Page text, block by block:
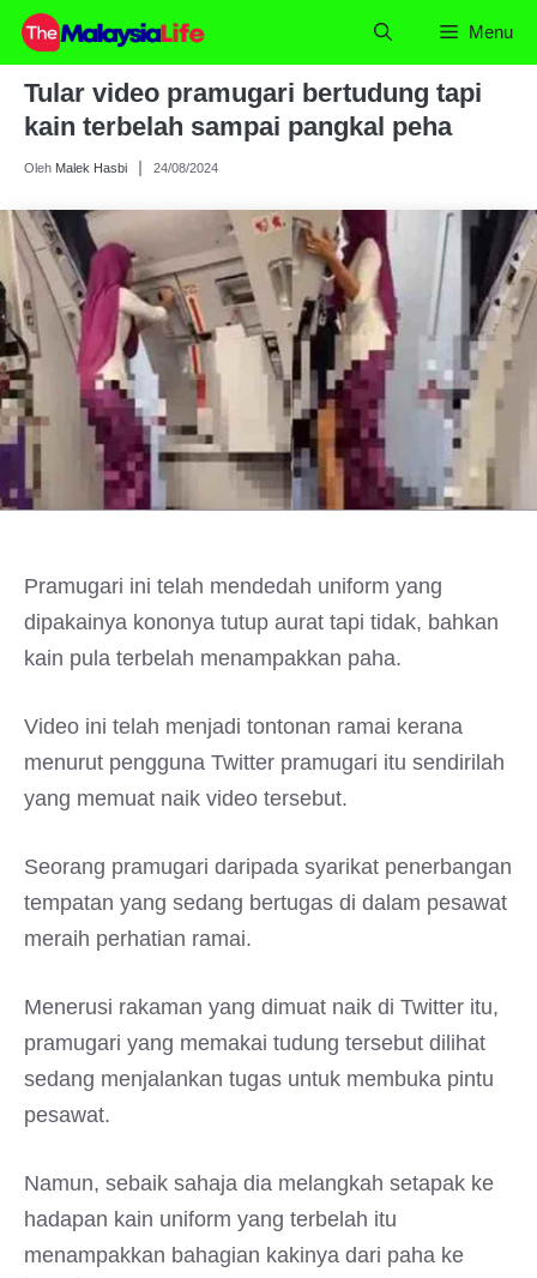
Skip
content
Menu
Tular video pramugari bertudung tapi
kain terbelah sampai pangkal peha
Oleh Malek Hasbi 24/08/2024
Pramugari ini telah mendedah uniform yang
dipakainya kononya tutup aurat tapi tidak, bahkan
kain pula terbelah menampakkan paha.
Video ini telah menjadi tontonan ramai kerana
menurut pengguna Twitter pramugari itu sendirilah
yang memuat naik video tersebut.
Seorang pramugari daripada syarikat penerbangan
tempatan yang sedang bertugas di dalam pesawat
meraih perhatian ramai.
Menerusi rakaman yang dimuat naik di Twitter itu,
pramugari yang memakai tudung tersebut dilihat
sedang menjalankan tugas untuk membuka pintu
pesawat.
Namun, sebaik sahaja dia melangkah setapak ke
hadapan kain uniform yang terbelah itu
menampakkan bahagian kakinya dari paha ke